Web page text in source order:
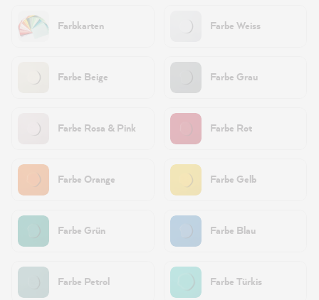
Farbkarten Farbe Weiss
Farbe Beige Farbe Grau
Farbe Rosa & Pink Farbe Rot
Farbe Orange Farbe Gelb
Farbe Grün Farbe Blau
Farbe Petrol Farbe Türkis